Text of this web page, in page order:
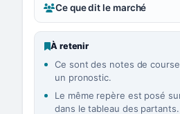
Ce que dit le marché
À retenir
Ce sont des notes de
un pronostic.
Le même repère est posé
dans le tableau des partants.